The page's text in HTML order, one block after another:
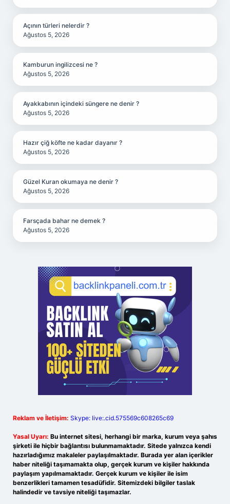
Açının türleri nelerdir ?
Ağustos 5, 2026
Kamburun ingilizcesi ne ?
Ağustos 5, 2026
Ayakkabının içindeki süngere ne denir ?
Ağustos 5, 2026
Hazır çiğ köfte ne kadar dayanır ?
Ağustos 5, 2026
Güzel Kuran okumaya ne denir ?
Ağustos 5, 2026
Farsçada bahar ne demek ?
Ağustos 5, 2026
Reklam ve İletişim: Skype: live:.cid.575569c608265c69
Yasal Uyarı: Bu internet sitesi, herhangi bir marka, kurum veya şahıs
şirketi ile hiçbir bağlantısı bulunmamaktadır. Sitede yalnızca kendi
hazırladığımız makaleler paylaşılmaktadır. Burada yer alan içerikler
haber niteliği taşımamakta olup, gerçek kurum ve kişiler hakkında
paylaşım yapılmamaktadır. Gerçek kurum ve kişiler ile isim
benzerlikleri tamamen tesadüfidir. Sitemizdeki bilgiler taslak
halindedir ve tavsiye niteliği taşımazlar.